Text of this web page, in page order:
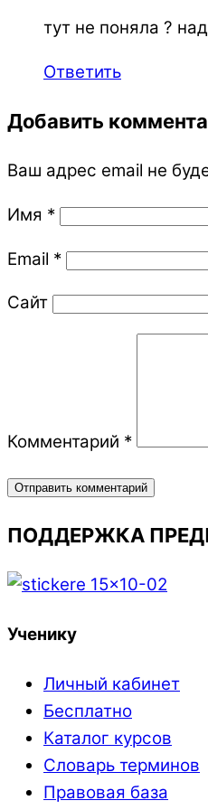
тут не поняла ?
Ответить
Добавить
Ваш адрес email не
Имя *
Email *
Сайт
Комментарий *
ПОДДЕРЖКА
Ученику
Личный кабинет
Бесплатно
Каталог курсов
Словарь терминов
Правовая база